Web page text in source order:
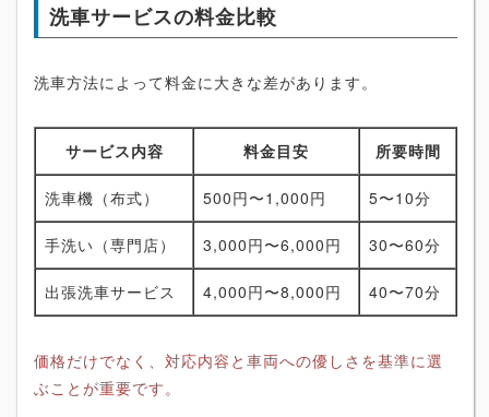
洗車サービスの料金比較
洗車方法によって料金に大きな差があります。
サービス内容 料金目安 所要時間
洗車機（布式） 500円〜1,000円 5〜10分
手洗い（専門店） 3,000円〜6,000円 30〜60分
出張洗車サービス 4,000円〜8,000円 40〜70分
価格だけでなく、対応内容と車両への優しさを基準に選
ぶことが重要です。